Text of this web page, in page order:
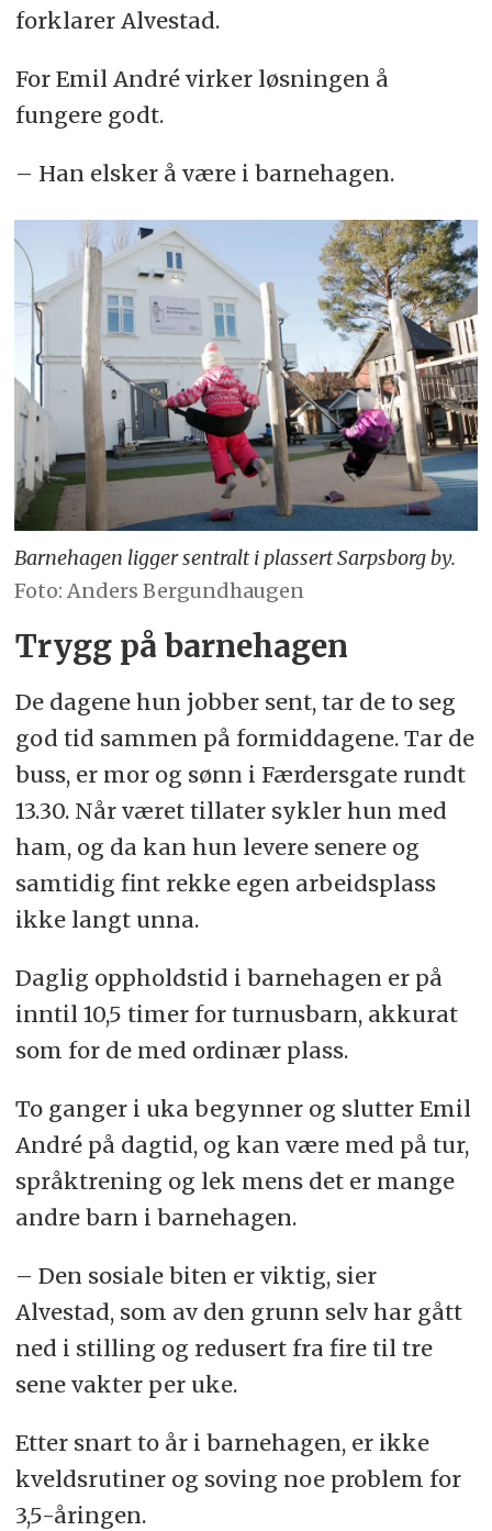
forklarer Alvestad.
For Emil André virker løsningen å
fungere godt.
– Han elsker å være i barnehagen.
Barnehagen ligger sentralt i plassert Sarpsborg by.
Foto: Anders Bergundhaugen
Trygg på barnehagen
De dagene hun jobber sent, tar de to seg
god tid sammen på formiddagene. Tar de
buss, er mor og sønn i Færdersgate rundt
13.30. Når været tillater sykler hun med
ham, og da kan hun levere senere og
samtidig fint rekke egen arbeidsplass
ikke langt unna.
Daglig oppholdstid i barnehagen er på
inntil 10,5 timer for turnusbarn, akkurat
som for de med ordinær plass.
To ganger i uka begynner og slutter Emil
André på dagtid, og kan være med på tur,
språktrening og lek mens det er mange
andre barn i barnehagen.
– Den sosiale biten er viktig, sier
Alvestad, som av den grunn selv har gått
ned i stilling og redusert fra fire til tre
sene vakter per uke.
Etter snart to år i barnehagen, er ikke
kveldsrutiner og soving noe problem for
3,5-åringen.